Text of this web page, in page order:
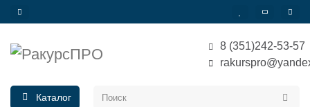
8 (351)242-53-57
Каталог